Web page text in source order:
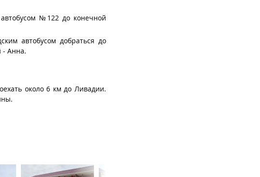
№122 до конечной
автобусом добраться до
- Анна.
около 6 км до Ливадии.